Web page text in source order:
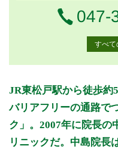
電話
047-
すべて
外来受付時間 月
9:00～12:00
9:00～12:30
●
15:00～18:00
●
JR東松戸駅から徒歩約
バリアフリーの通路で
ク」。2007年に院長の
リニックだ。中島院長